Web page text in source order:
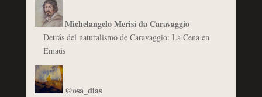
Michelangelo Merisi da Caravaggio
Detrás del naturalismo de Caravaggio: La Cena en
Emaús
@osa_dias